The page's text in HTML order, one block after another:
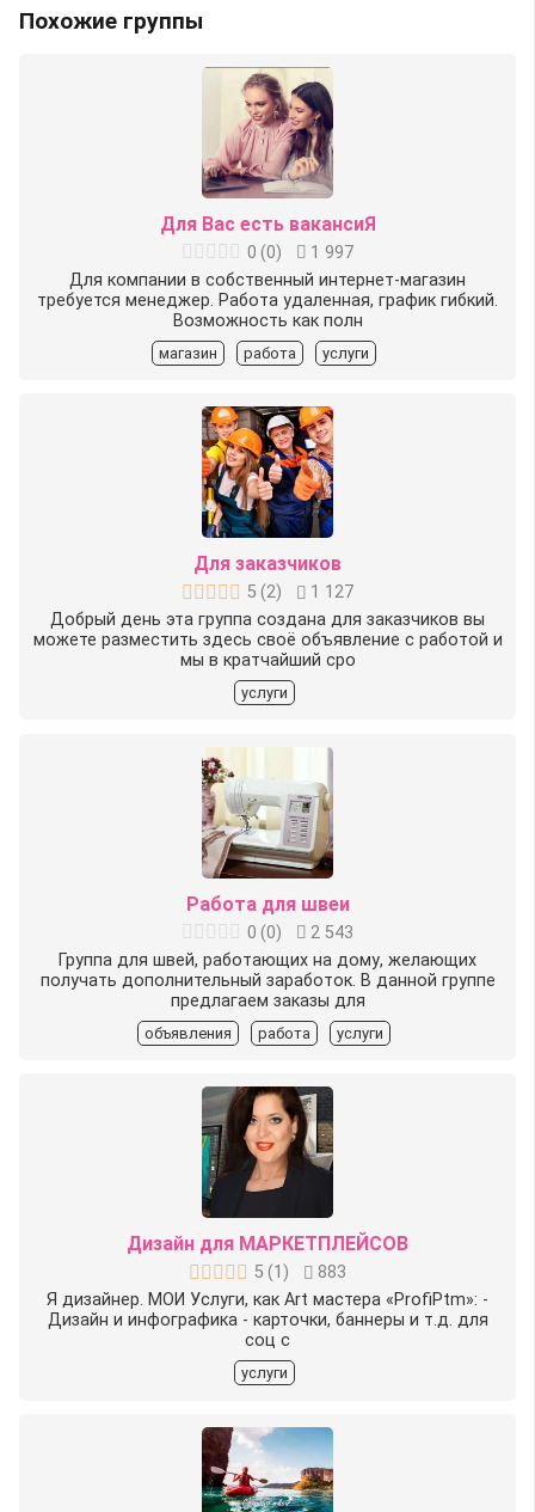
Похожие группы
Для Вас есть вакансиЯ
0 (0)
1 997
Для компании в собственный интернет-магазин
требуется менеджер. Работа удаленная, график гибкий.
Возможность как полн
магазин работа услуги
Для заказчиков
5 (2)
1 127
Добрый день эта группа создана для заказчиков вы
можете разместить здесь своё объявление с работой и
мы в кратчайший сро
услуги
Работа для швеи
0 (0)
2 543
Группа для швей, работающих на дому, желающих
получать дополнительный заработок. В данной группе
предлагаем заказы для
объявления работа услуги
Дизайн для МАРКЕТПЛЕЙСОВ
5 (1 )
883
Я дизайнер. МОИ Услуги, как Art мастера «ProfiPtm»: -
Дизайн и инфографика - карточки, баннеры и т.д. для
соц с
услуги